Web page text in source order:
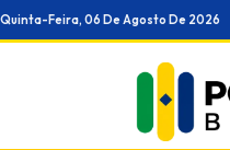
Ir
para
Quinta-Feira, 06 De Agosto De 2026